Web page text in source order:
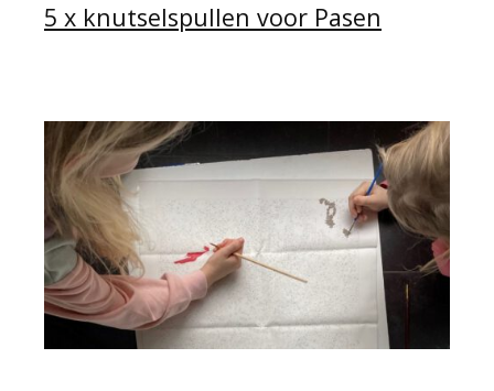
5 x knutselspullen voor Pasen